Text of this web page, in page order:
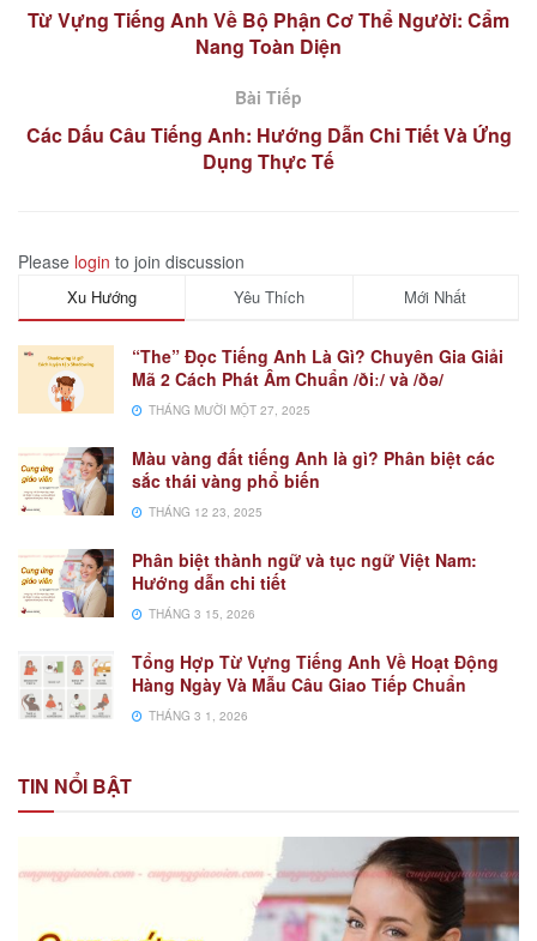
Từ Vựng Tiếng Anh Về Bộ Phận Cơ Thể Người: Cẩm
Nang Toàn Diện
Bài Tiếp
Các Dấu Câu Tiếng Anh: Hướng Dẫn Chi Tiết Và Ứng
Dụng Thực Tế
Please login to join discussion
Xu Hướng Yêu Thích Mới Nhất
“The” Đọc Tiếng Anh Là Gì? Chuyên Gia Giải
Mã 2 Cách Phát Âm Chuẩn /ðiː/ và /ðə/
THÁNG MƯỜI MỘT 27, 2025
Màu vàng đất tiếng Anh là gì? Phân biệt các
sắc thái vàng phổ biến
THÁNG 12 23, 2025
Phân biệt thành ngữ và tục ngữ Việt Nam:
Hướng dẫn chi tiết
THÁNG 3 15, 2026
Tổng Hợp Từ Vựng Tiếng Anh Về Hoạt Động
Hàng Ngày Và Mẫu Câu Giao Tiếp Chuẩn
THÁNG 3 1, 2026
TIN NỔI BẬT